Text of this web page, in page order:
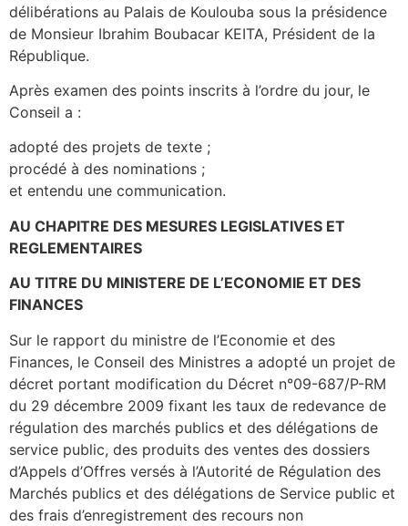
délibérations au Palais de Koulouba sous la présidence
de Monsieur Ibrahim Boubacar KEITA, Président de la
République.
Après examen des points inscrits à l’ordre du jour, le
Conseil a :
adopté des projets de texte ;
procédé à des nominations ;
et entendu une communication.
AU CHAPITRE DES MESURES LEGISLATIVES ET
REGLEMENTAIRES
AU TITRE DU MINISTERE DE L’ECONOMIE ET DES
FINANCES
Sur le rapport du ministre de l’Economie et des
Finances, le Conseil des Ministres a adopté un projet de
décret portant modification du Décret n°09-687/P-RM
du 29 décembre 2009 fixant les taux de redevance de
régulation des marchés publics et des délégations de
service public, des produits des ventes des dossiers
d’Appels d’Offres versés à l’Autorité de Régulation des
Marchés publics et des délégations de Service public et
des frais d’enregistrement des recours non